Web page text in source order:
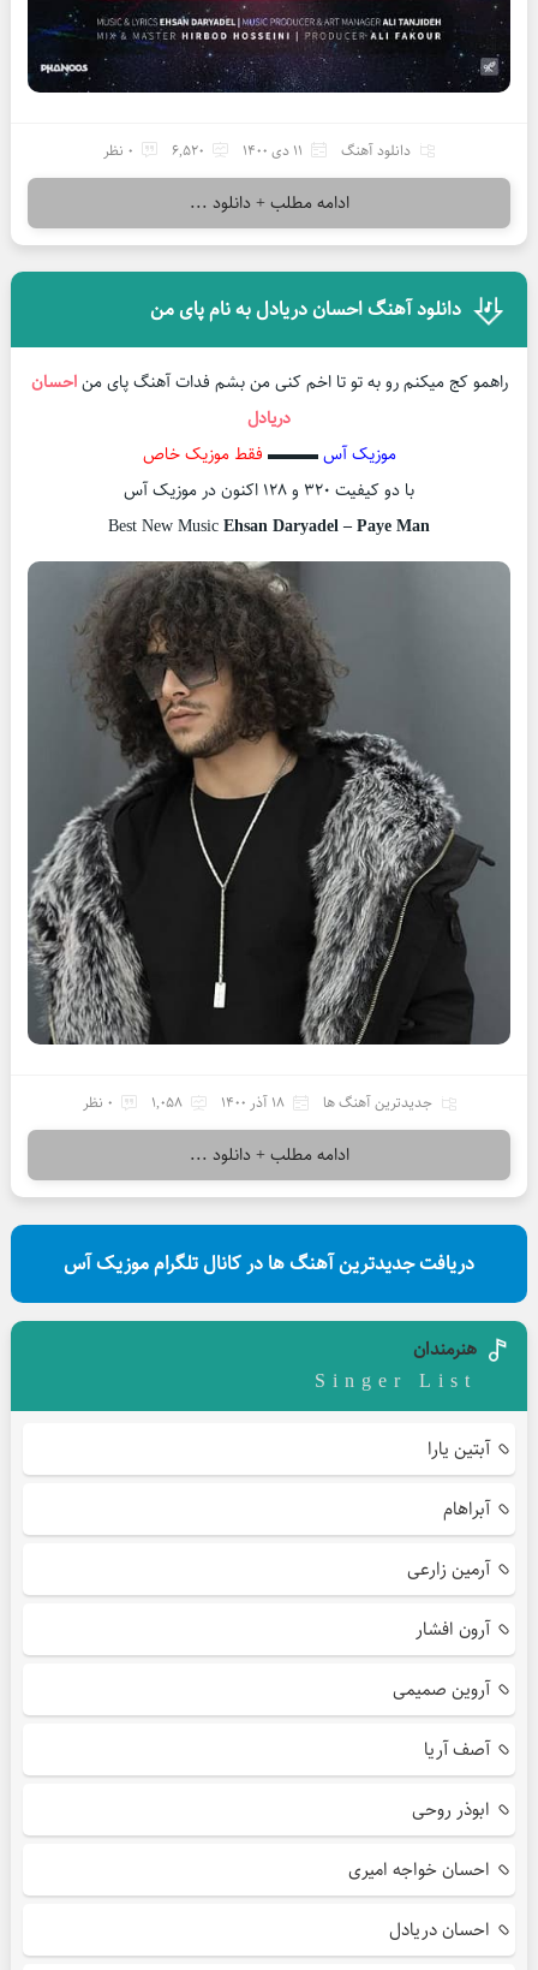
دانلود آهنگ 11 دی 1400 6,520 0 نظر
ادامه مطلب + دانلود ...
دانلود آهنگ احسان دریادل به نام پای من
راهمو کج میکنم رو به تو تا اخم کنی من بشم فدات آهنگ پای مناحسان
دریادل
موزیک آس▬▬▬ فقط موزیک خاص
با دو کیفیت ۳۲۰ و ۱۲۸ اکنون در موزیک آس
Best New MusicEhsan Daryadel – Paye Man
جدیدترین آهنگ ها 18 آذر 1400 1,058 0 نظر
ادامه مطلب + دانلود ...
دریافت جدیدترین آهنگ ها در کانال تلگرام موزیک آس
هنرمندان
Singer List
آبتین یارا
آبراهام
آرمین زارعی
آرون افشار
آروین صمیمی
آصف آریا
ابوذر روحی
احسان خواجه امیری
احسان دریادل